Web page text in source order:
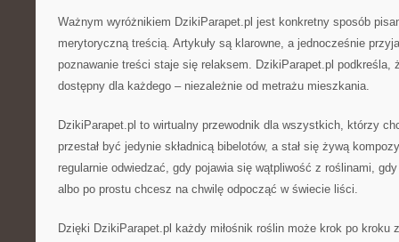
Ważnym wyróżnikiem DzikiParapet.pl jest konkretny sposób
merytoryczną treścią. Artykuły są klarowne, a jednocześnie
poznawanie treści staje się relaksem. DzikiParapet.pl podkreśla,
dostępny dla każdego – niezależnie od metrażu mieszkania.
DzikiParapet.pl to wirtualny przewodnik dla wszystkich, którzy
przestał być jedynie składnicą bibelotów, a stał się żywą
regularnie odwiedzać, gdy pojawia się wątpliwość z roślinami,
albo po prostu chcesz na chwilę odpocząć w świecie liści.
Dzięki DzikiParapet.pl każdy miłośnik roślin może krok po kroku